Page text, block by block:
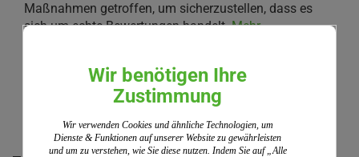
Maßnahmen getroffen, um sicherzustellen, dass es
sich um echte Bewertungen handelt.Mehr
IHRE MEINUNG
Wir benötigen Ihre
Zustimmung
Wir verwenden Cookies und ähnliche Technologien, um
Dienste & Funktionen auf unserer Website zu gewährleisten
und um zu verstehen, wie Sie diese nutzen. Indem Sie auf „Alle